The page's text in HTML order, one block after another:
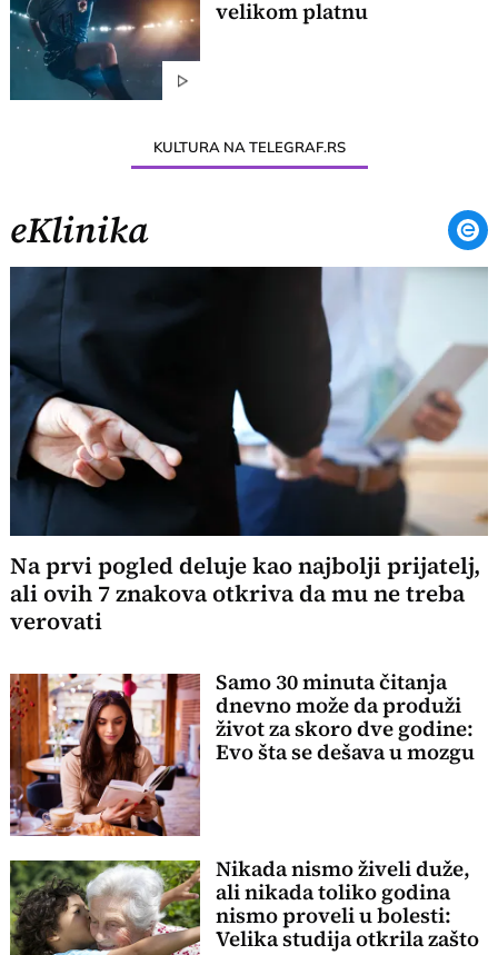
velikom platnu
KULTURA NA TELEGRAF.RS
eKlinika
Na prvi pogled deluje kao najbolji prijatelj,
ali ovih 7 znakova otkriva da mu ne treba
verovati
Samo 30 minuta čitanja
dnevno može da produži
život za skoro dve godine:
Evo šta se dešava u mozgu
Nikada nismo živeli duže,
ali nikada toliko godina
nismo proveli u bolesti:
Velika studija otkrila zašto